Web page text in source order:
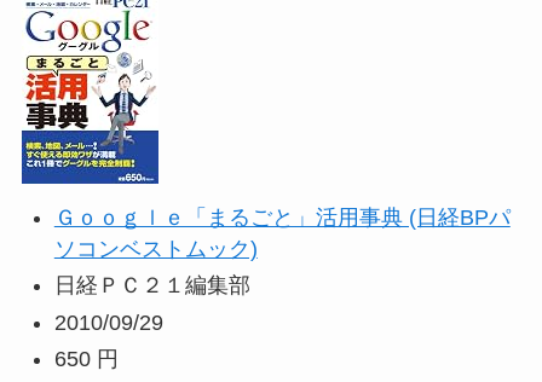
Ｇｏｏｇｌｅ「まるごと」活用事典 (日経BPパ
ソコンベストムック)
日経ＰＣ２１編集部
2010/09/29
650 円